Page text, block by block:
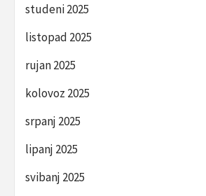
studeni 2025
listopad 2025
rujan 2025
kolovoz 2025
srpanj 2025
lipanj 2025
svibanj 2025